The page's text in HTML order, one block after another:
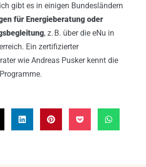
gibt es in einigen Bundesländern
für Energieberatung oder
, z. B. über die eNu in
Ein zertifizierter
wie Andreas Pusker kennt die